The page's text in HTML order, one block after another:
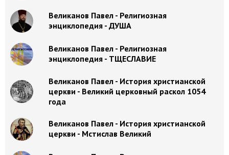
Великанов Павел - Религиозная
энциклопедия - ДУША
Великанов Павел - Религиозная
энциклопедия - ТЩЕСЛАВИЕ
Великанов Павел - История христианской
церкви - Великий церковный раскол 1054
года
Великанов Павел - История христианской
церкви - Мстислав Великий